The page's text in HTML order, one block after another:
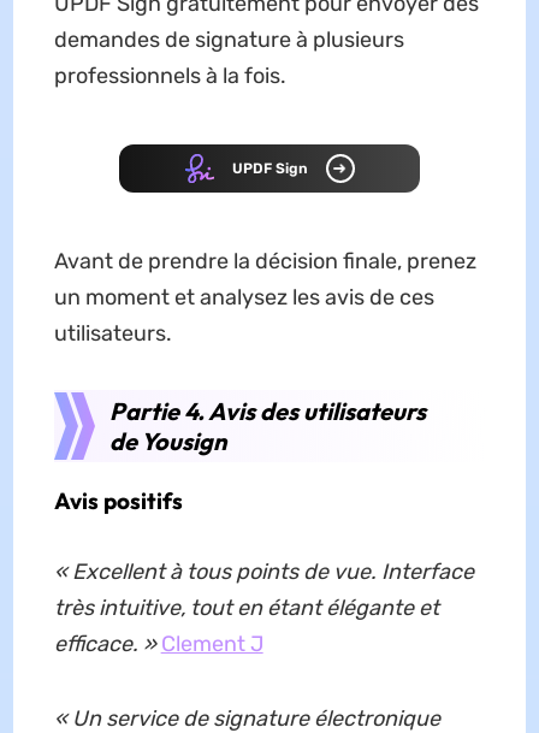
demandes de signature à plusieurs
professionnels à la fois.
UPDF Sign
Avant de prendre la décision finale, prenez
un moment et analysez les avis de ces
utilisateurs.
Partie 4. Avis des utilisateurs
de Yousign
Avis positifs
« Excellent à tous points de vue. Interface
très intuitive, tout en étant élégante et
efficace. » Clement J
« Un service de signature électronique